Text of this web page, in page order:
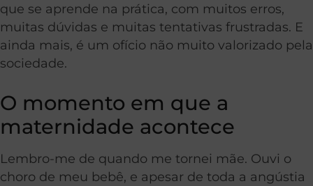
que se aprende na prática, com muitos erros,
muitas dúvidas e muitas tentativas frustradas. E
ainda mais, é um ofício não muito valorizado pela
sociedade.
O momento em que a
maternidade acontece
Lembro-me de quando me tornei mãe. Ouvi o
choro de meu bebê, e apesar de toda a angústia